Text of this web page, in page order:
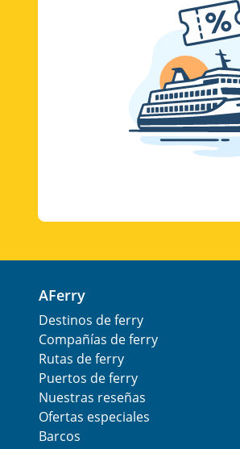
AFerry
Destinos de ferry
Compañías de ferry
Rutas de ferry
Puertos de ferry
Nuestras reseñas
Ofertas especiales
Barcos